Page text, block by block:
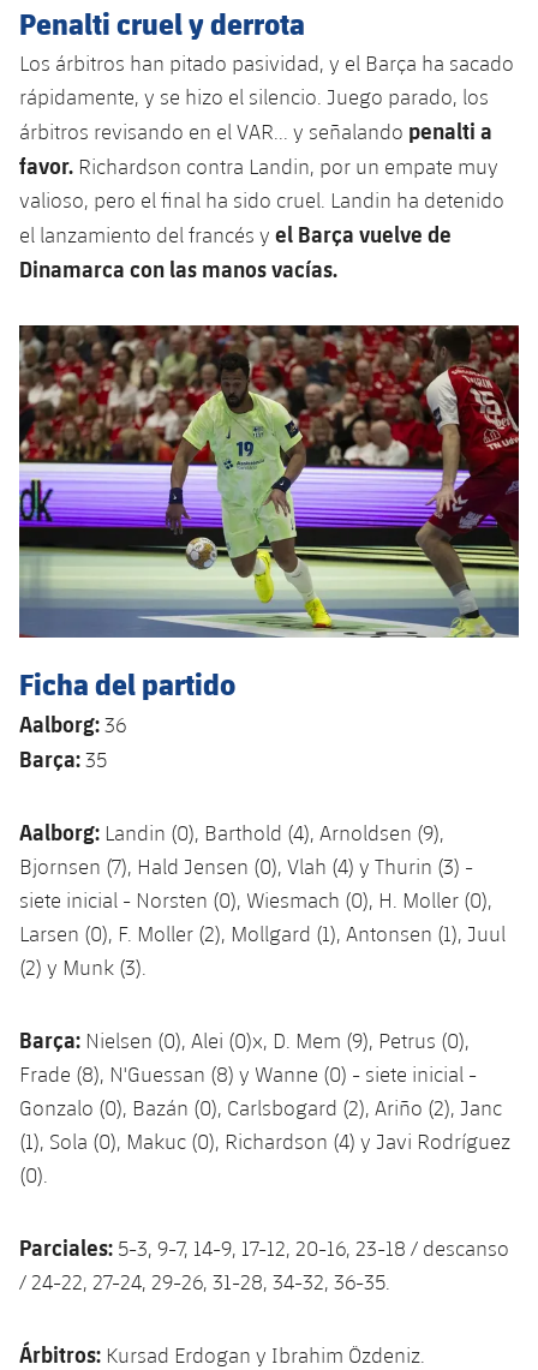
Penalti cruel y derrota
Los árbitros han pitado pasividad, y el Barça ha sacado
rápidamente, y se hizo el silencio. Juego parado, los
árbitros revisando en el VAR... y señalando penalti a
favor. Richardson contra Landin, por un empate muy
valioso, pero el final ha sido cruel. Landin ha detenido
el lanzamiento del francés y el Barça vuelve de
Dinamarca con las manos vacías.
Ficha del partido
Aalborg:36
Barça:35
Aalborg: Landin (0), Barthold (4), Arnoldsen (9),
Bjornsen (7), Hald Jensen (0), Vlah (4) y Thurin (3) -
siete inicial - Norsten (0), Wiesmach (0), H. Moller (0),
Larsen (0), F. Moller (2), Mollgard (1), Antonsen (1), Juul
(2) y Munk (3).
Barça: Nielsen (0), Alei (0)x, D. Mem (9), Petrus (0),
Frade (8), N'Guessan (8) y Wanne (0) - siete inicial -
Gonzalo (0), Bazán (0), Carlsbogard (2), Ariño (2), Janc
(1), Sola (0), Makuc (0), Richardson (4) y Javi Rodríguez
(0).
Parciales: 5-3, 9-7, 14-9, 17-12, 20-16, 23-18 / descanso
/ 24-22, 27-24, 29-26, 31-28, 34-32, 36-35.
Árbitros: Kursad Erdogan y Ibrahim Özdeniz.